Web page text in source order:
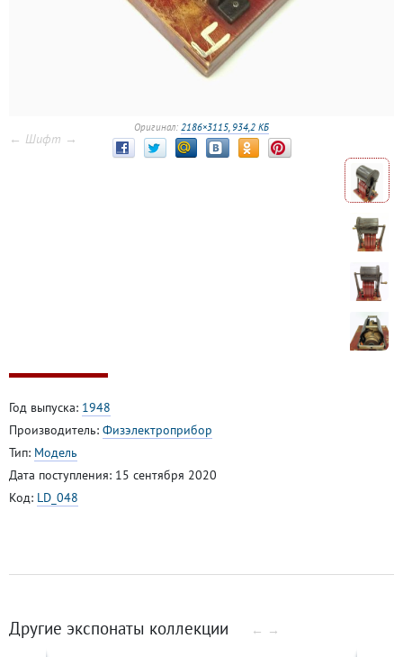
Оригинал: 2186×3115, 934,2 КБ
← Шифт →
Год выпуска: 1948
Производитель: Физэлектроприбор
Тип: Модель
Дата поступления: 15 сентября 2020
Код: LD_048
Другие экспонаты коллекции ← →